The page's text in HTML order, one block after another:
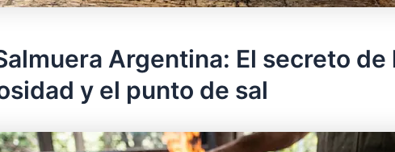
Argentina: El secreto de
y el punto de sal